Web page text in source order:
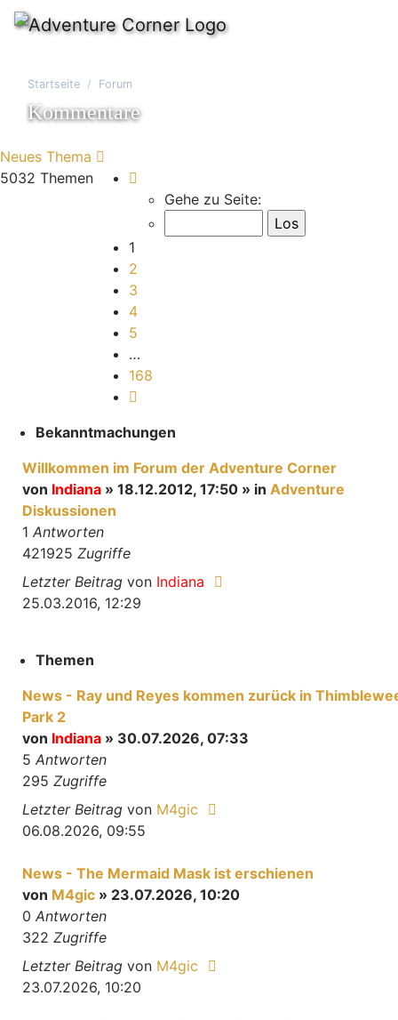
Startseite Forum
Kommentare
Neues Thema
5032 Themen
Gehe zu Seite:
1
2
3
4
5
…
168
Bekanntmachungen
Willkommen im Forum der Adventure Corner
von Indiana » 18.12.2012, 17:50 » in Adventure
Diskussionen
1 Antworten
421925 Zugriffe
Letzter Beitrag von Indiana
25.03.2016, 12:29
Themen
News - Ray und Reyes kommen zurück in
Park 2
von Indiana » 30.07.2026, 07:33
5 Antworten
295 Zugriffe
Letzter Beitrag von M4gic
06.08.2026, 09:55
News - The Mermaid Mask ist erschienen
von M4gic » 23.07.2026, 10:20
0 Antworten
322 Zugriffe
Letzter Beitrag von M4gic
23.07.2026, 10:20